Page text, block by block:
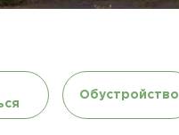
Обустройство